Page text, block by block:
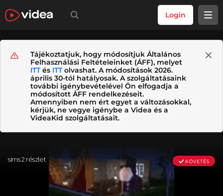
Login
Tájékoztatjuk, hogy módosítjuk Általános
Felhasználási Feltételeinket (ÁFF), melyet
ITTés ITTolvashat. A módosítások 2026.
április 30-tól hatályosak. A szolgáltatásaink
további igénybevételével Ön elfogadja a
módosított ÁFF rendelkezéseit.
Amennyiben nem ért egyet a változásokkal,
kérjük, ne vegye igénybe a Videa és a
VideaKid szolgáltatásait.